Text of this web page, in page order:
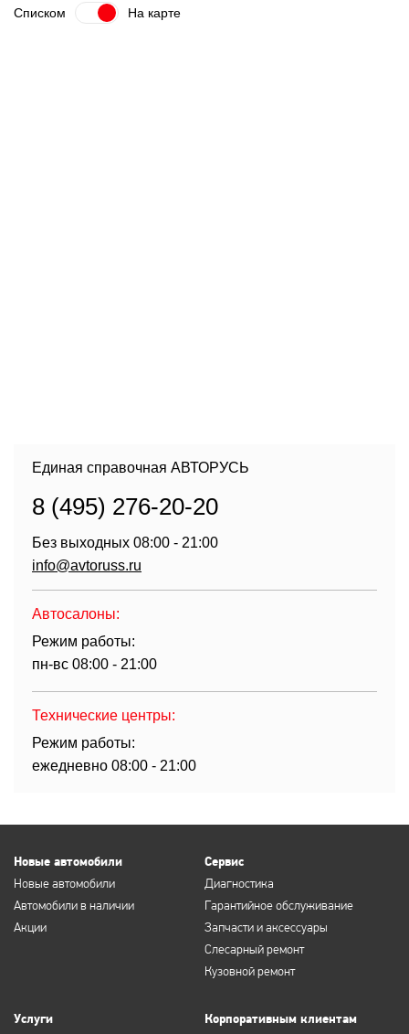
Единая справочная АВТОРУСЬ
8 (495) 276-20-20
Без выходных 08:00 - 21:00
info@avtoruss.ru
Автосалоны:
Режим работы:
пн-вс 08:00 - 21:00
Технические центры:
Режим работы:
ежедневно 08:00 - 21:00
Списком На карте
Новые автомобили
Новые автомобили
Автомобили в наличии
Акции
Сервис
Диагностика
Гарантийное обслуживание
Запчасти и аксессуары
Слесарный ремонт
Кузовной ремонт
Услуги Корпоративным клиентам